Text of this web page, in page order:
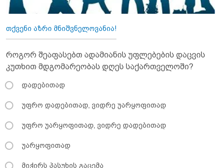
თქვენი აზრი მნიშვნელოვანია!
როგორ შეაფასებთ ადამიანის უფლებების დაცვის
კუთხით მდგომარეობას დღეს საქართველოში?
დადებითად
უფრო დადებითად, ვიდრე უარყოფითად
უფრო უარყოფითად, ვიდრე დადებითად
უარყოფითად
მიჭირს პასუხის გაცემა